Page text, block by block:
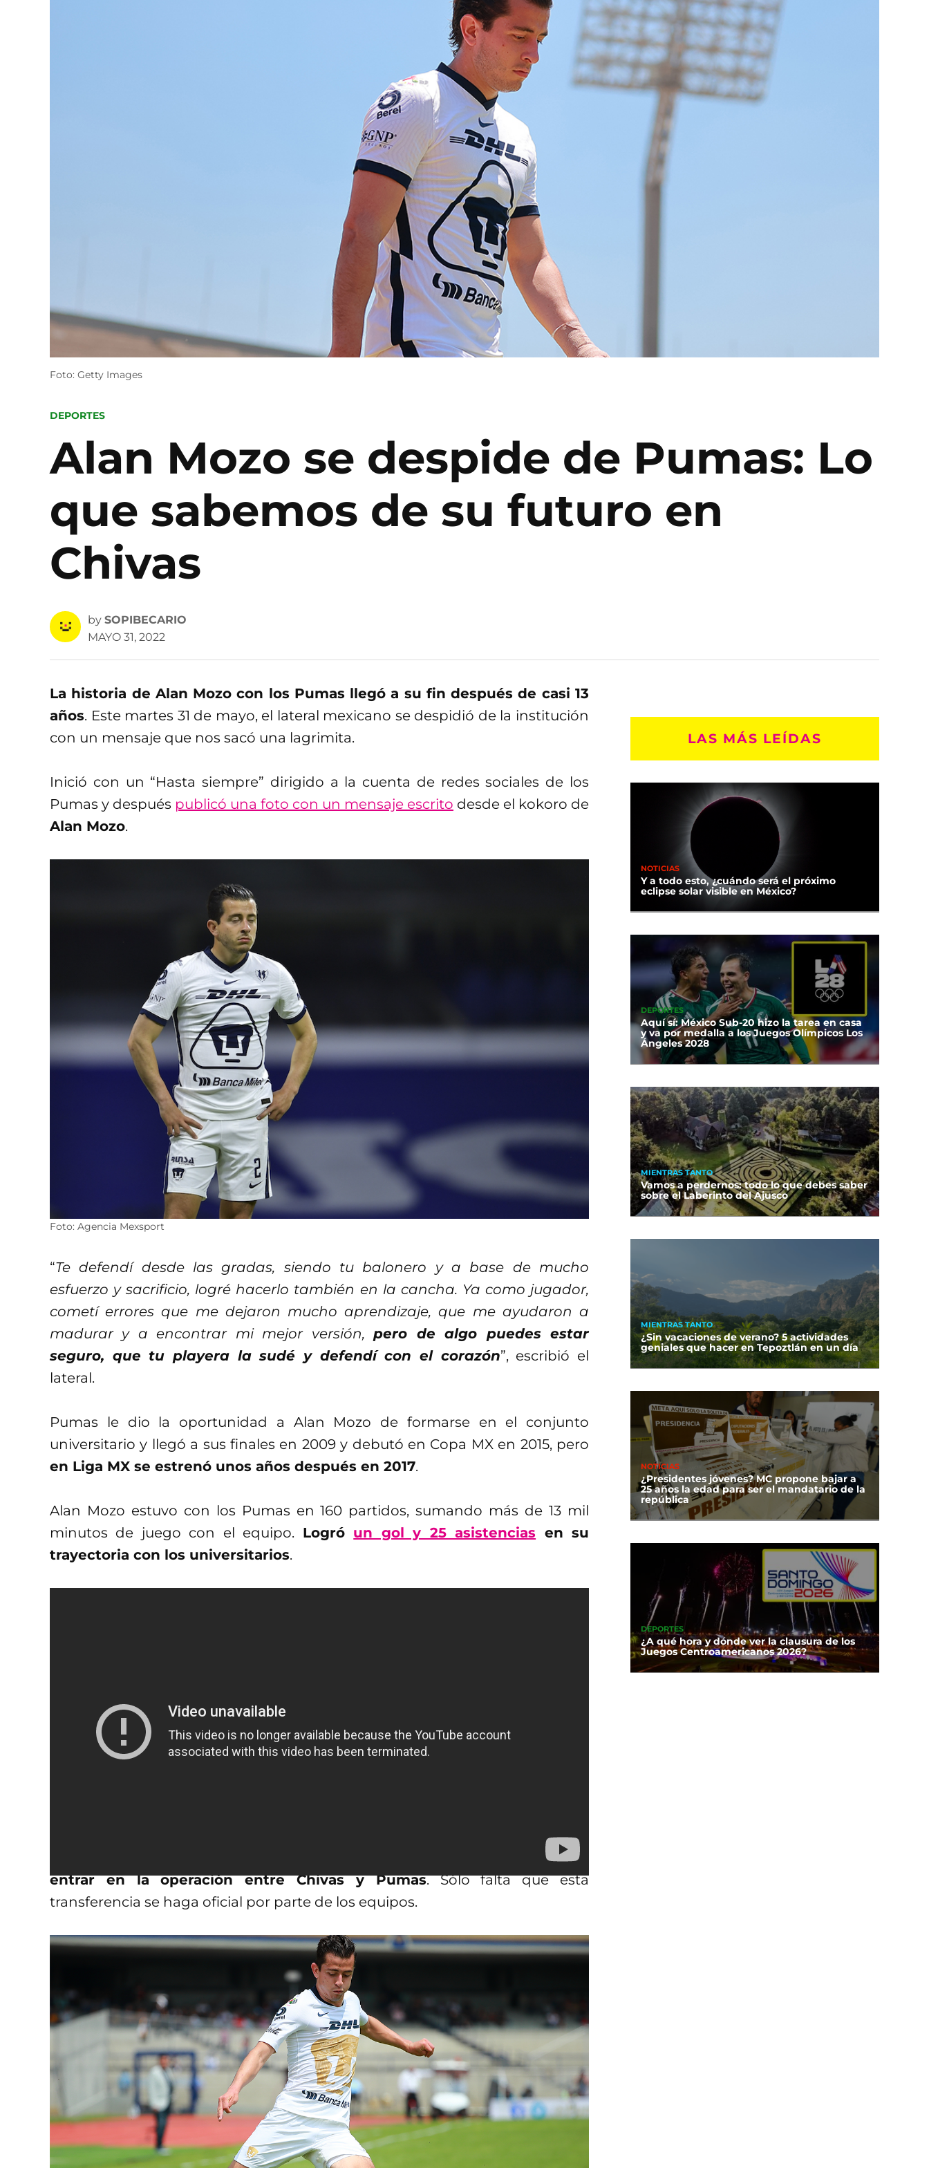
Foto: Getty Images
POSTED
DEPORTES
Alan Mozo se despide de Pumas: Lo
que sabemos de su futuro en
Chivas
by SOPIBECARIO
MAYO 31, 2022
La historia de Alan Mozo con los Pumas llegó a su fin después de casi 13
años. Este martes 31 de mayo, el lateral mexicano se despidió de la institución
con un mensaje que nos sacó una lagrimita.
Inició con un “Hasta siempre” dirigido a la cuenta de redes sociales de los
Pumas y después publicó una foto con un mensaje escrito desde el kokoro de
Alan Mozo.
Foto: Agencia Mexsport
“Te defendí desde las gradas, siendo tu balonero y a base de mucho
esfuerzo y sacrificio, logré hacerlo también en la cancha. Ya como jugador,
cometí errores que me dejaron mucho aprendizaje, que me ayudaron a
madurar y a encontrar mi mejor versión,pero de algo puedes estar
seguro, que tu playera la sudé y defendí con el corazón”, escribió el
lateral.
Pumas le dio la oportunidad a Alan Mozo de formarse en el conjunto
universitario y llegó a sus finales en 2009 y debutó en Copa MX en 2015, pero
en Liga MX se estrenó unos años después en 2017.
Alan Mozo estuvo con los Pumas en 160 partidos, sumando más de 13 mil
minutos de juego con el equipo. Logró un gol y 25 asistencias en su
trayectoria con los universitarios.
indiscutible para los Pumasy su gran nivel ha llamado la atención de varios
equipos en la Liga MX,
el ‘Chino’ Huerta podría
entrar en la operación entre Chivas y Pumas. Sólo falta que esta
transferencia se haga oficial por parte de los equipos.
LAS MÁS LEÍDAS
NOTICIAS
Y a todo esto, ¿cuándo será el próximo
eclipse solar visible en México?
DEPORTES
Aquí sí: México Sub-20 hizo la tarea en casa
y va por medalla a los Juegos Olímpicos Los
Ángeles 2028
MIENTRAS TANTO
Vamos a perdernos: todo lo que debes saber
sobre el Laberinto del Ajusco
MIENTRAS TANTO
¿Sin vacaciones de verano? 5 actividades
geniales que hacer en Tepoztlán en un día
NOTICIAS
¿Presidentes jóvenes? MC propone bajar a
25 años la edad para ser el mandatario de la
república
DEPORTES
¿A qué hora y dónde ver la clausura de los
Juegos Centroamericanos 2026?